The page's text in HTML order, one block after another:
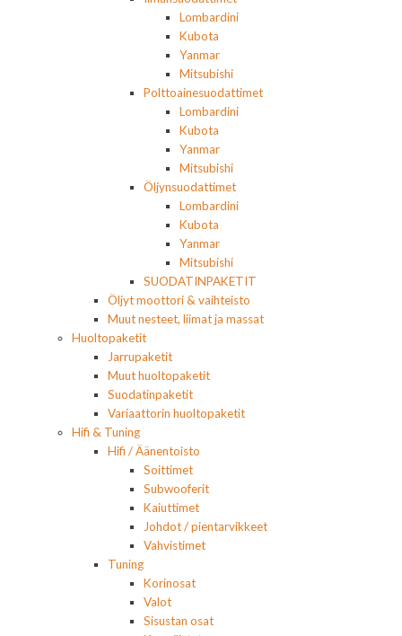
Lombardini
Kubota
Yanmar
Mitsubishi
Polttoainesuodattimet
Lombardini
Kubota
Yanmar
Mitsubishi
Öljynsuodattimet
Lombardini
Kubota
Yanmar
Mitsubishi
SUODATINPAKETIT
Öljyt moottori & vaihteisto
Muut nesteet, liimat ja massat
Huoltopaketit
Jarrupaketit
Muut huoltopaketit
Suodatinpaketit
Variaattorin huoltopaketit
Hifi & Tuning
Hifi / Äänentoisto
Soittimet
Subwooferit
Kaiuttimet
Johdot / pientarvikkeet
Vahvistimet
Tuning
Korinosat
Valot
Sisustan osat